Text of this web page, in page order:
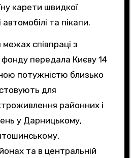
карети швидкої
та пікапи.
співпраці з
передала Києву 14
потужністю близько
для
районних і
у Дарницькому,
та в центральній